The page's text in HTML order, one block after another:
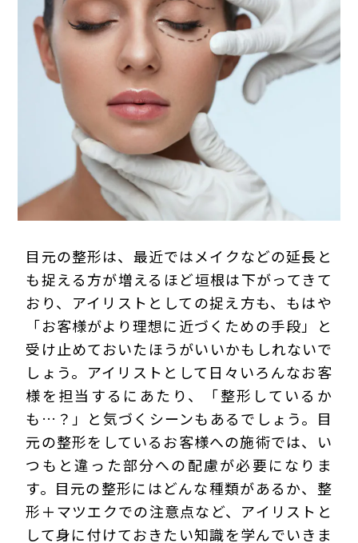
プライバシーポリシー
目元の整形は、最近ではメイクなどの延長と
も捉える方が増えるほど垣根は下がってきて
おり、アイリストとしての捉え方も、もはや
「お客様がより理想に近づくための手段」と
受け止めておいたほうがいいかもしれないで
しょう。アイリストとして日々いろんなお客
様を担当するにあたり、「整形しているか
も…？」と気づくシーンもあるでしょう。目
元の整形をしているお客様への施術では、い
つもと違った部分への配慮が必要になりま
す。目元の整形にはどんな種類があるか、整
形＋マツエクでの注意点など、アイリストと
して身に付けておきたい知識を学んでいきま